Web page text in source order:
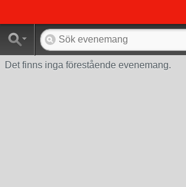
Det finns inga förestående evenemang.